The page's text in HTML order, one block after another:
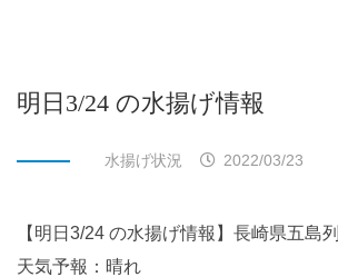
明日3/24 の水揚げ情報
水揚げ状況 2022/03/23
【明日3/24 の水揚げ情報】長崎県五島
天気予報：晴れ